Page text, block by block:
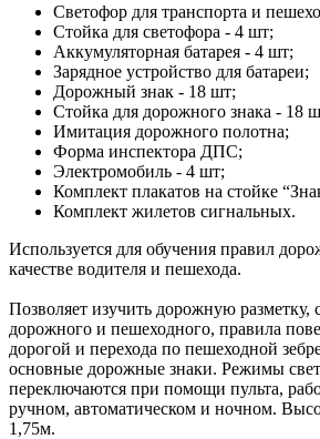
Светофор для транспорта и
Стойка для светофора - 4 шт;
Аккумуляторная батарея - 4 шт;
Зарядное устройство для батареи;
Дорожный знак - 18 шт;
Стойка для дорожного знака - 18
Имитация дорожного полотна;
Форма инспектора ДПС;
Электромобиль - 4 шт;
Комплект плакатов на стойке
Комплект жилетов сигнальных.
Используется для обучения правил
качестве водителя и пешехода.
Позволяет изучить дорожную разметку,
дорожного и пешеходного, правила
дорогой и перехода по пешеходной
основные дорожные знаки. Режимы
переключаются при помощи пульта,
ручном, автоматическом и ночном.
1,75м.